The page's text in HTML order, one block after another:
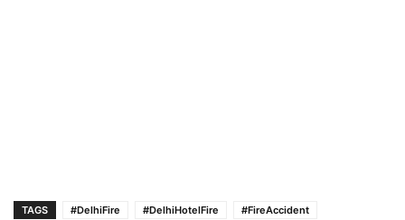
TAGS #DelhiFire #DelhiHotelFire
#FireAccident